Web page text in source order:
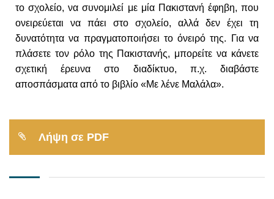
το σχολείο, να συνομιλεί με μία Πακιστανή έφηβη, που
ονειρεύεται να πάει στο σχολείο, αλλά δεν έχει τη
δυνατότητα να πραγματοποιήσει το όνειρό της. Για να
πλάσετε τον ρόλο της Πακιστανής, μπορείτε να κάνετε
σχετική έρευνα στο διαδίκτυο, π.χ. διαβάστε
αποσπάσματα από το βιβλίο «Με λένε Μαλάλα».
Λήψη σε PDF